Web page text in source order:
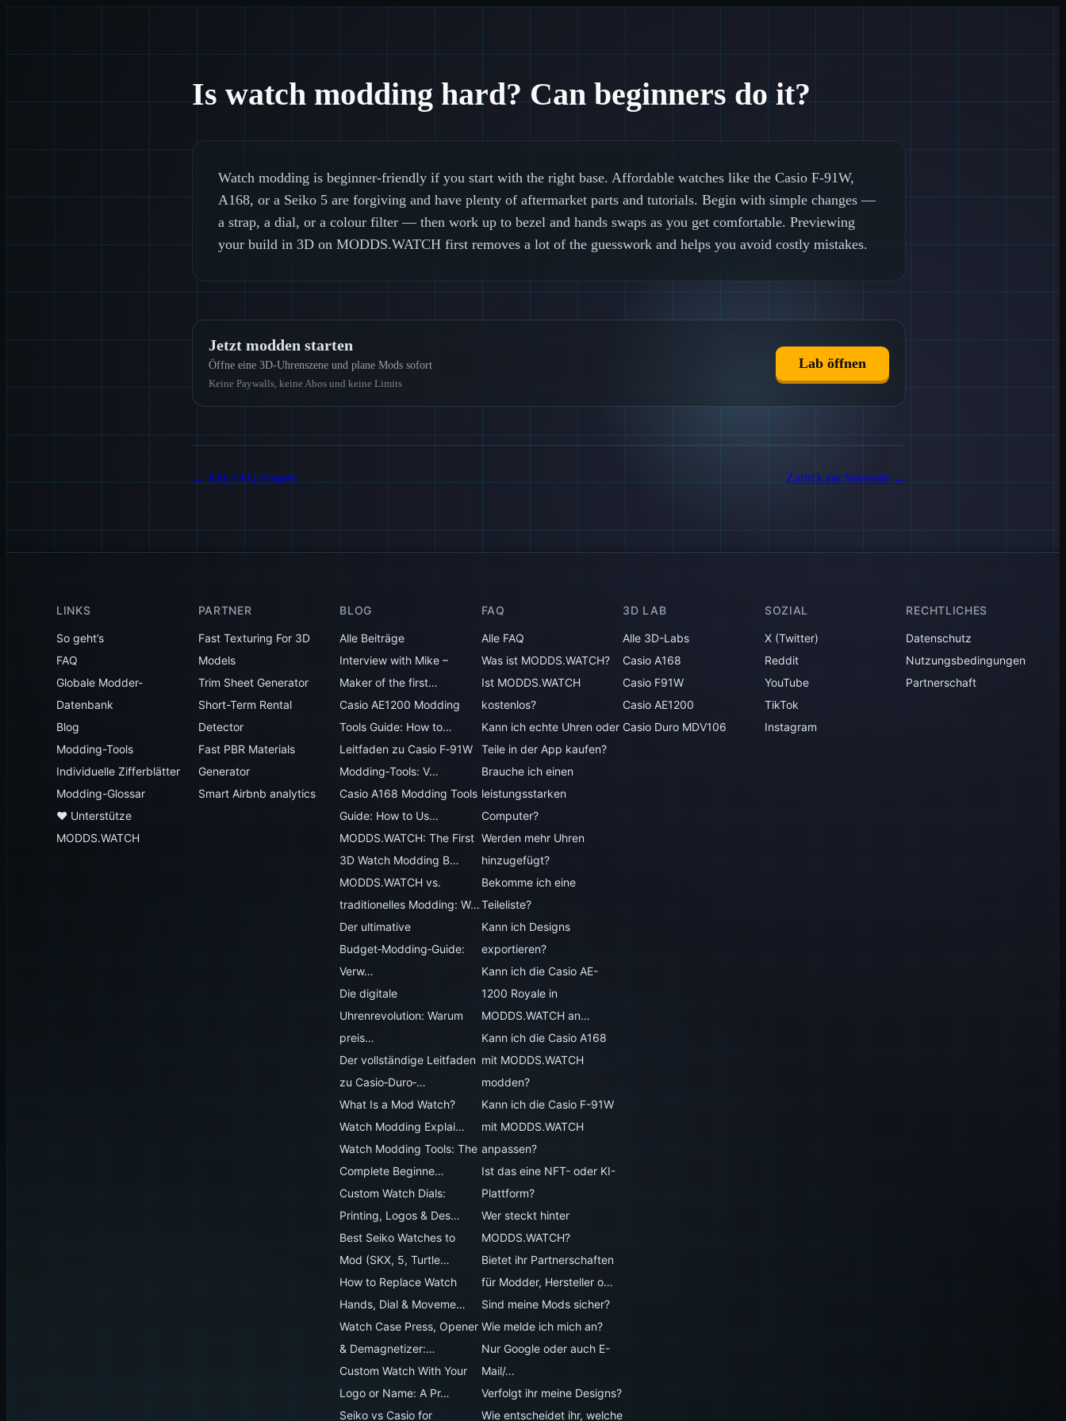
Is watch modding hard? Can beginners do it?
Watch modding is beginner-friendly if you start with the right base. Affordable watches like the Casio F-91W,
A168, or a Seiko 5 are forgiving and have plenty of aftermarket parts and tutorials. Begin with simple changes —
a strap, a dial, or a colour filter — then work up to bezel and hands swaps as you get comfortable. Previewing
your build in 3D on MODDS.WATCH first removes a lot of the guesswork and helps you avoid costly mistakes.
Jetzt modden starten
Öffne eine 3D-Uhrenszene und plane Mods sofort
Keine Paywalls, keine Abos und keine Limits
Lab öffnen
← Alle FAQ-Fragen Zurück zur Startseite →
LINKS
So geht’s
FAQ
Globale Modder-
Datenbank
Blog
Modding-Tools
Individuelle Zifferblätter
Modding-Glossar
♥️ Unterstütze
MODDS.WATCH
PARTNER
Fast Texturing For 3D
Models
Trim Sheet Generator
Short-Term Rental
Detector
Fast PBR Materials
Generator
Smart Airbnb analytics
BLOG
Alle Beiträge
Interview with Mike –
Maker of the first…
Casio AE1200 Modding
Tools Guide: How to…
Leitfaden zu Casio F‑91W
Modding‑Tools: V…
Casio A168 Modding Tools
Guide: How to Us…
MODDS.WATCH: The First
3D Watch Modding B…
MODDS.WATCH vs.
traditionelles Modding: W…
Der ultimative
Budget‑Modding‑Guide:
Verw…
Die digitale
Uhrenrevolution: Warum
preis…
Der vollständige Leitfaden
zu Casio‑Duro‑…
What Is a Mod Watch?
Watch Modding Explai…
Watch Modding Tools: The
Complete Beginne…
Custom Watch Dials:
Printing, Logos & Des…
Best Seiko Watches to
Mod (SKX, 5, Turtle…
How to Replace Watch
Hands, Dial & Moveme…
Watch Case Press, Opener
& Demagnetizer:…
Custom Watch With Your
Logo or Name: A Pr…
Seiko vs Casio for
FAQ
Alle FAQ
Was ist MODDS.WATCH?
Ist MODDS.WATCH
kostenlos?
Kann ich echte Uhren oder
Teile in der App kaufen?
Brauche ich einen
leistungsstarken
Computer?
Werden mehr Uhren
hinzugefügt?
Bekomme ich eine
Teileliste?
Kann ich Designs
exportieren?
Kann ich die Casio AE-
1200 Royale in
MODDS.WATCH an…
Kann ich die Casio A168
mit MODDS.WATCH
modden?
Kann ich die Casio F-91W
mit MODDS.WATCH
anpassen?
Ist das eine NFT- oder KI-
Plattform?
Wer steckt hinter
MODDS.WATCH?
Bietet ihr Partnerschaften
für Modder, Hersteller o…
Sind meine Mods sicher?
Wie melde ich mich an?
Nur Google oder auch E-
Mail/…
Verfolgt ihr meine Designs?
Wie entscheidet ihr, welche
3D LAB
Alle 3D-Labs
Casio A168
Casio F91W
Casio AE1200
Casio Duro MDV106
SOZIAL
X (Twitter)
Reddit
YouTube
TikTok
Instagram
RECHTLICHES
Datenschutz
Nutzungsbedingungen
Partnerschaft